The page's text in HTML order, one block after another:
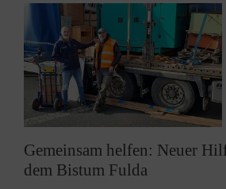
Gemeinsam helfen: Neuer
dem Bistum Fulda